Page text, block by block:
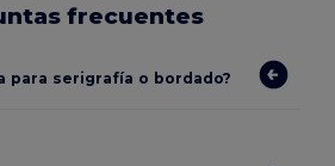
frecuentes
para serigrafía o bordado?